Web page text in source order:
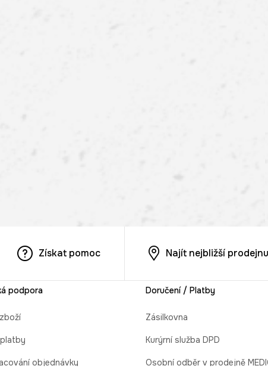
Získat pomoc Najít nejbližší prodejnu
podpora
objednávky
Doručení / Platby
Zásilkovna
Kurýrní služba DPD
Osobní odběr v prodejně